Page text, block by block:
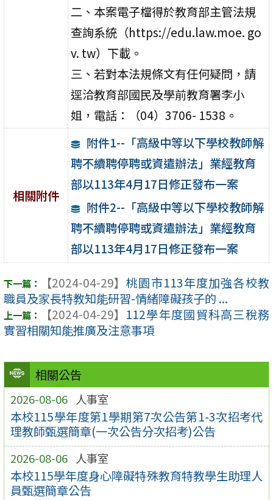
相關公告
2026-08-06 人事室
本校115學年度第1學期第7次公告第1-3次招考代
理教師甄選簡章(一次公告分次招考)公告
2026-08-06 人事室
本校115學年度身心障礙特殊教育特教學生助理人
員甄選簡章公告
二、本案電子檔得於教育部主管法規
查詢系統（https://edu.law.moe. go
v. tw）下載。
三、若對本法規條文有任何疑問，請
逕洽教育部國民及學前教育署李小
姐，電話：（04）3706- 1538。
相關附件
附件1--「高級中等以下學校教師解
聘不續聘停聘或資遣辦法」業經教育
部以113年4月17日修正發布一案
附件2--「高級中等以下學校教師解
聘不續聘停聘或資遣辦法」業經教育
部以113年4月17日修正發布一案
【2024-04-29】 桃園市113年度加強各校教
職員及家長特教知能研習-情緒障礙孩子的 ...
【2024-04-29】 112學年度國貿科高三稅務
實習相關知能推廣及注意事項